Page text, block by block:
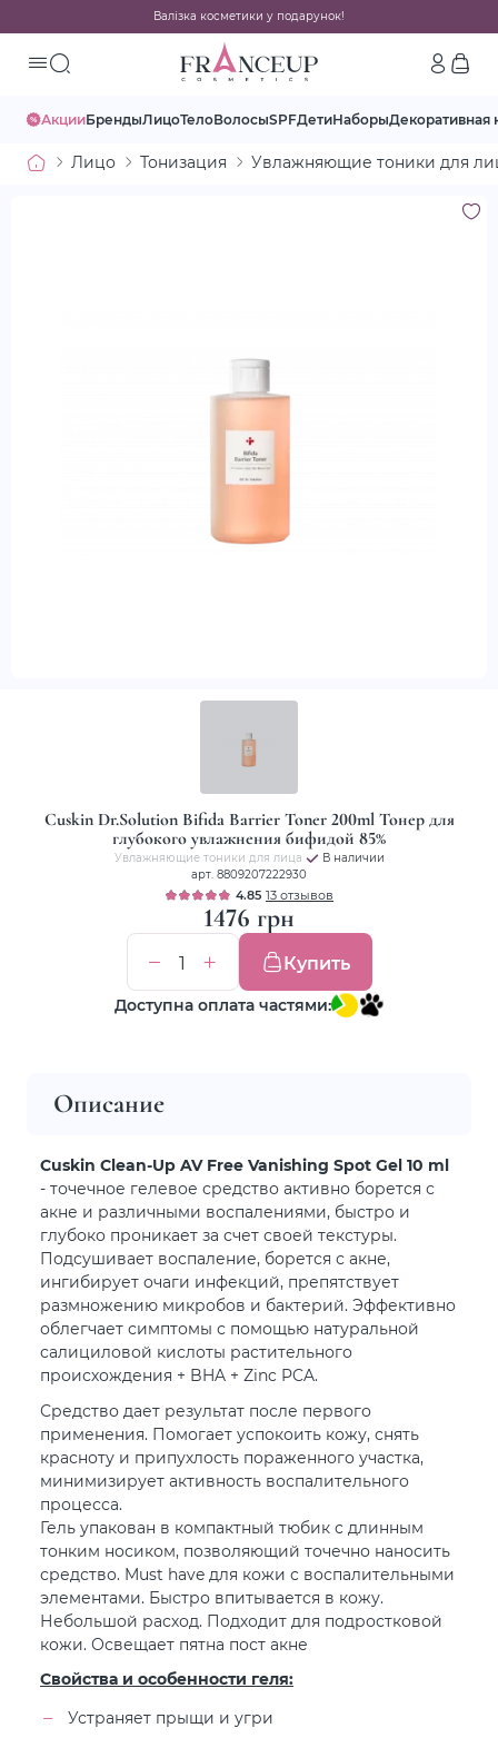
Валізка косметики у подарунок!
АкцииБрендыЛицоТелоВолосыSPFДетиНаборыДекоративная
Лицо Тонизация Увлажняющие тоники для
Cuskin Dr.Solution Bifida Barrier Toner 200ml Тонер для
глубокого увлажнения бифидой 85%
Увлажняющие тоники для лица
В наличии
арт. 8809207222930
4.85 13 отзывов
1476 грн
Купить
Доступна оплата частями:
Описание
Cuskin Clean-Up AV Free Vanishing Spot Gel 10 ml
- точечное гелевое средство активно борется с
акне и различными воспалениями, быстро и
глубоко проникает за счет своей текстуры.
Подсушивает воспаление, борется с акне,
ингибирует очаги инфекций, препятствует
размножению микробов и бактерий. Эффективно
облегчает симптомы с помощью натуральной
салициловой кислоты растительного
происхождения + BHA + Zinc PCA.
Средство дает результат после первого
применения. Помогает успокоить кожу, снять
красноту и припухлость пораженного участка,
минимизирует активность воспалительного
процесса.
Гель упакован в компактный тюбик с длинным
тонким носиком, позволяющий точечно наносить
средство. Must have для кожи с воспалительными
элементами. Быстро впитывается в кожу.
Небольшой расход. Подходит для подростковой
кожи. Освещает пятна пост акне
Свойства и особенности геля:
Устраняет прыщи и угри